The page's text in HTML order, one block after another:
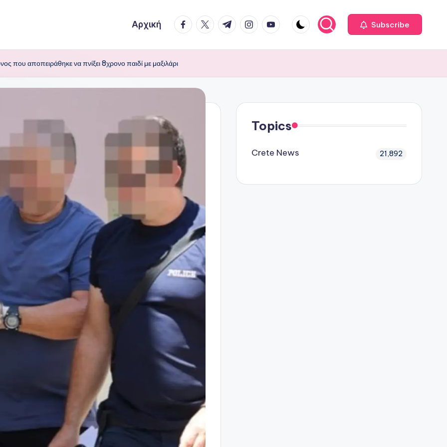
Αρχική facebook.com
twitter.com
t.me instagram.com
youtube.com Subscribe
που αποπειράθηκε να πνίξει 8χρονο παιδί με μαξιλάρι
Topics
Crete News 21,892